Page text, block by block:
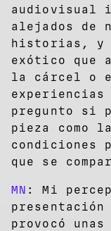
audiovisual
alejados de
historias, y
exótico que
la cárcel o
experiencias
pregunto si
pieza como
condiciones
que se
MN : Mi
provocó